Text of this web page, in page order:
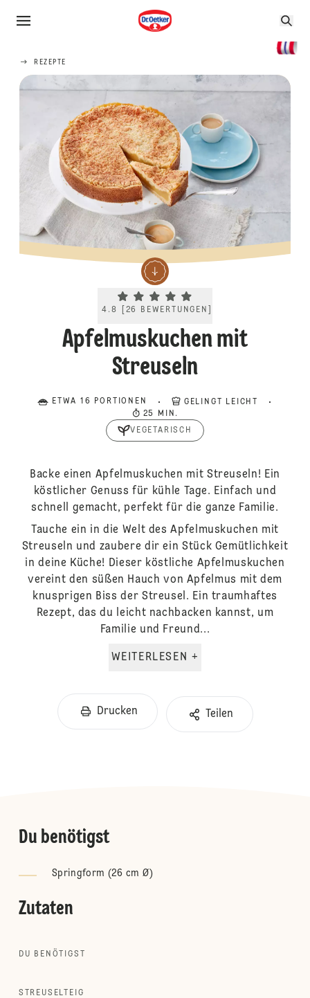
REZEPTE
Current rating 4.8. Click to rate.
4.8 26 BEWERTUNGEN
Apfelmuskuchen mit
Streuseln
ETWA 16 PORTIONEN
GELINGT LEICHT
25 MIN.
VEGETARISCH
Backe einen Apfelmuskuchen mit Streuseln! Ein
köstlicher Genuss für kühle Tage. Einfach und
schnell gemacht, perfekt für die ganze Familie.
Tauche ein in die Welt des Apfelmuskuchen mit
Streuseln und zaubere dir ein Stück Gemütlichkeit
in deine Küche! Dieser köstliche Apfelmuskuchen
vereint den süßen Hauch von Apfelmus mit dem
knusprigen Biss der Streusel. Ein traumhaftes
Rezept, das du leicht nachbacken kannst, um
Familie und Freund...
WEITERLESEN +
Drucken Teilen
Du benötigst
Springform (26 cm Ø)
Zutaten
DU BENÖTIGST
STREUSELTEIG